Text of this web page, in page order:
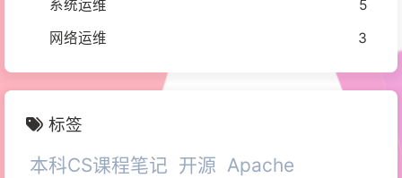
系统运维
5
网络运维
3
标签
本科CS课程笔记 开源 Apache